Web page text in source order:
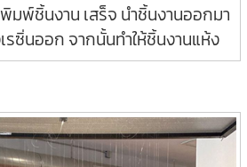
ชิ้นงาน เสร็จ นำชิ้นงานออกมา
รซิ่นออก จากนั้นทำให้ชิ้นงานแห้ง